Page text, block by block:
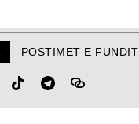
POSTIMET E FUNDIT